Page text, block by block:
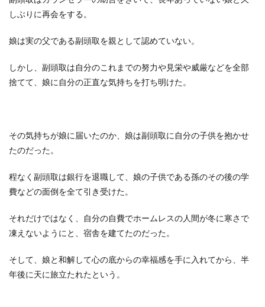
しぶりに再会をする。
娘は実の父である副頭取を親として認めていない。
しかし、副頭取は自分のこれまでの努力や見栄や威厳などを全部
捨てて、娘に自分の正直な気持ちを打ち明けた。
その気持ちが娘に届いたのか、娘は副頭取に自分の子供を抱かせ
たのだった。
程なく副頭取は銀行を退職して、娘の子供である孫のその後の学
費などの面倒を全て引き受けた。
それだけではなく、自分の自費でホームレスの人間が冬に寒さで
凍えないようにと、宿舎を建てたのだった。
そして、娘と和解して心の底からの幸福感を手に入れてから、半
年後に天に旅立たれたという。